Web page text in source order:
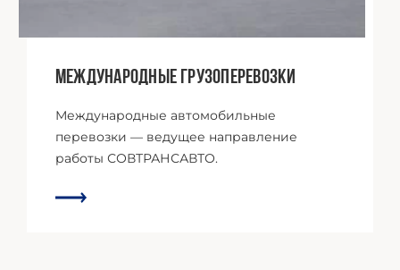
Международные грузоперевозки
Международные автомобильные
перевозки — ведущее направление
работы СОВТРАНСАВТО.